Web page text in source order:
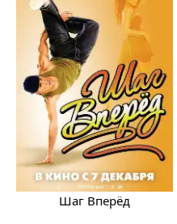
Шаг Вперёд